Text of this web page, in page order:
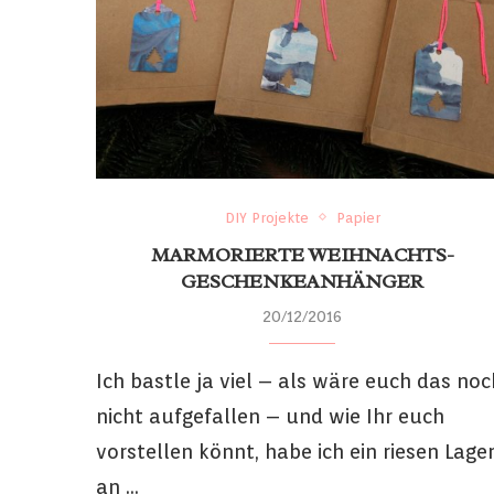
DIY Projekte Papier
MARMORIERTE WEIHNACHTS-
GESCHENKEANHÄNGER
20/12/2016
Ich bastle ja viel – als wäre euch das
nicht aufgefallen – und wie Ihr euch
vorstellen könnt, habe ich ein riesen Lager
an …